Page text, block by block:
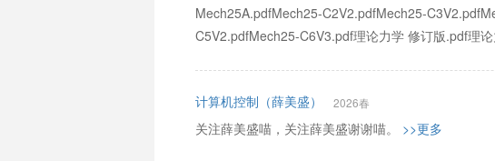
Mech25A.pdfMech25-C2V2.pdfMech25-
C5V2.pdfMech25-C6V3.pdf理论力学 修订版.pdf理
计算机控制（薛美盛） 2026春
关注薛美盛喵，关注薛美盛谢谢喵。 >>更多